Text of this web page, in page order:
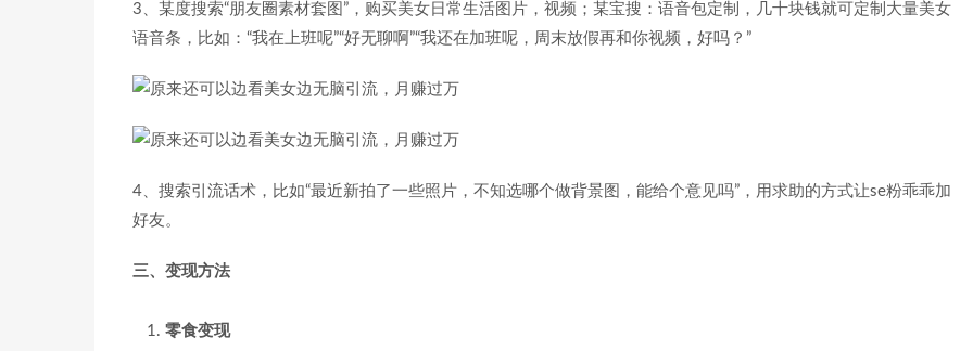
3、某度搜索“朋友圈素材套图”，购买美女日常生活图片，视频；某宝搜：语音包定制，几十块钱就可定制大量美女
语音条，比如：“我在上班呢”“好无聊啊”“我还在加班呢，周末放假再和你视频，好吗？”
4、搜索引流话术，比如“最近新拍了一些照片，不知选哪个做背景图，能给个意见吗”，用求助的方式让se粉乖乖加
好友。
三、变现方法
零食变现